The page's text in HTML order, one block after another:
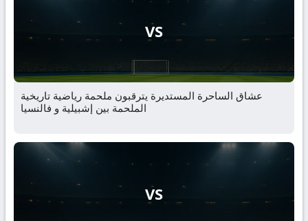
VS
عشاق الساحرة المستديرة يترقبون ملحمة رياضية تاريخية
الملحمة بين إشبيلية و فالنسيا
VS